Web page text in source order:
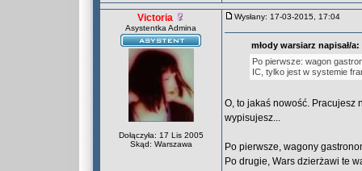
Victoria
Asystentka Admina
Dołączyła: 17 Lis 2005
Skąd: Warszawa
Wysłany: 17-03-2015, 17:04
młody warsiarz napisał/a:
Po pierwsze: wagon
IC, tylko jest w systemie
O, to jakaś nowość. Pracujesz
wypisujesz...
Po pierwsze, wagony
Po drugie, Wars dzierżawi te